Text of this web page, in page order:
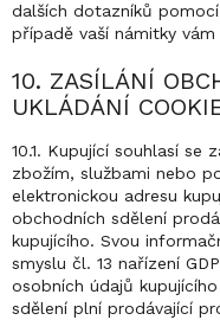
dalších dotazníků
případě vaší námitky
10. ZASÍLÁNÍ
UKLÁDÁNÍ
10.1. Kupující souhlasí se
zbožím, službami nebo
elektronickou adresu
obchodních sdělení
kupujícího. Svou
smyslu čl. 13 nařízení
osobních údajů
sdělení plní prodávající